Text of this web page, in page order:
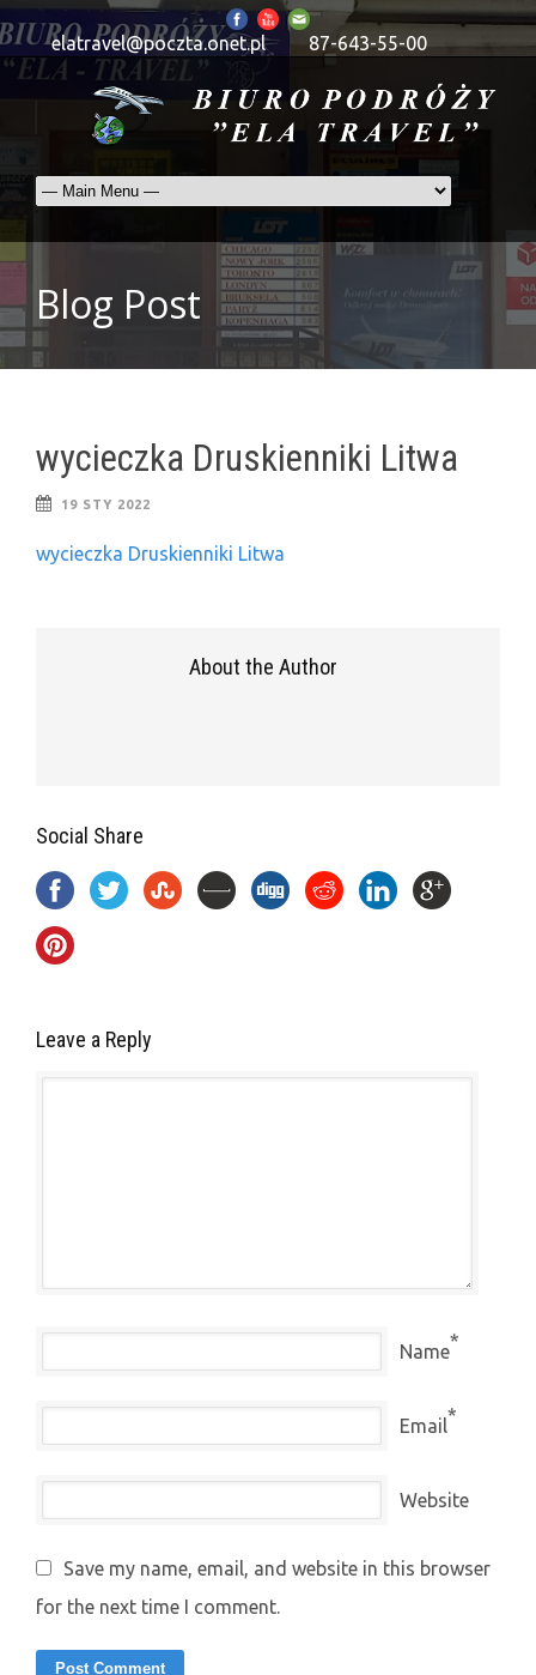
elatravel@poczta.onet.pl 87-643-55-00
Blog Post
wycieczka Druskienniki Litwa
19 STY 2022
wycieczka Druskienniki Litwa
About the Author
Social Share
Leave a Reply
Name*
Email*
Website
Save my name, email, and website in this browser
for the next time I comment.